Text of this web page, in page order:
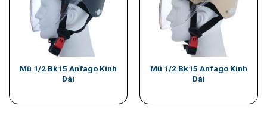
Mũ 1/2 Bk15 Anfago Kính
Dài
Mũ 1/2 Bk15 Anfago Kính
Dài